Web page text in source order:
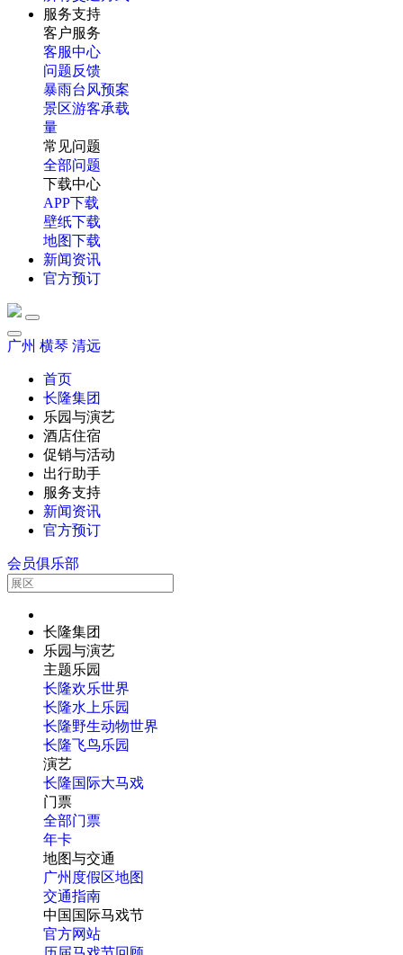
服务支持
客户服务
客服中心
问题反馈
暴雨台风预案
景区游客承载
量
常见问题
全部问题
下载中心
APP下载
壁纸下载
地图下载
新闻资讯
官方预订
广州 横琴 清远
首页
长隆集团
乐园与演艺
酒店住宿
促销与活动
出行助手
服务支持
新闻资讯
官方预订
会员俱乐部
长隆集团
乐园与演艺
主题乐园
长隆欢乐世界
长隆水上乐园
长隆野生动物世界
长隆飞鸟乐园
演艺
长隆国际大马戏
门票
全部门票
年卡
地图与交通
广州度假区地图
交通指南
中国国际马戏节
官方网站